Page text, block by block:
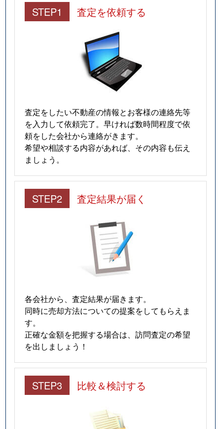
STEP1 査定を依頼する
査定をしたい不動産の情報とお客様の連絡先等
を入力して依頼完了。早ければ数時間程度で依
頼をした会社から連絡がきます。
希望や相談する内容があれば、その内容も伝え
ましょう。
STEP2 査定結果が届く
各会社から、査定結果が届きます。
同時に売却方法についての提案をしてもらえま
す。
正確な金額を把握する場合は、訪問査定の希望
を出しましょう！
STEP3 比較＆検討する